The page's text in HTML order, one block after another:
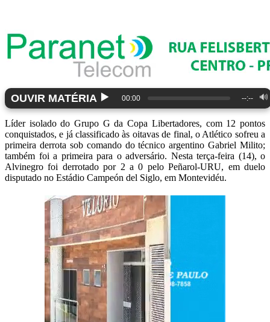
OUVIR MATÉRIA ▶️ 00:00 --:-- 🔊
Líder isolado do Grupo G da Copa Libertadores, com 12 pontos
conquistados, e já classificado às oitavas de final, o Atlético sofreu a
primeira derrota sob comando do técnico argentino Gabriel Milito;
também foi a primeira para o adversário. Nesta terça-feira (14), o
Alvinegro foi derrotado por 2 a 0 pelo Peñarol-URU, em duelo
disputado no Estádio Campeón del Siglo, em Montevidéu.